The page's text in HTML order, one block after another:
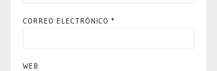
CORREO ELECTRÓNICO *
WEB